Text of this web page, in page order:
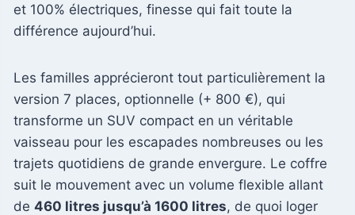
et 100% électriques, finesse qui fait toute la
différence aujourd’hui.
Les familles apprécieront tout particulièrement la
version 7 places, optionnelle (+ 800 €), qui
transforme un SUV compact en un véritable
vaisseau pour les escapades nombreuses ou les
trajets quotidiens de grande envergure. Le coffre
suit le mouvement avec un volume flexible allant
de 460 litres jusqu’à 1600 litres, de quoi loger